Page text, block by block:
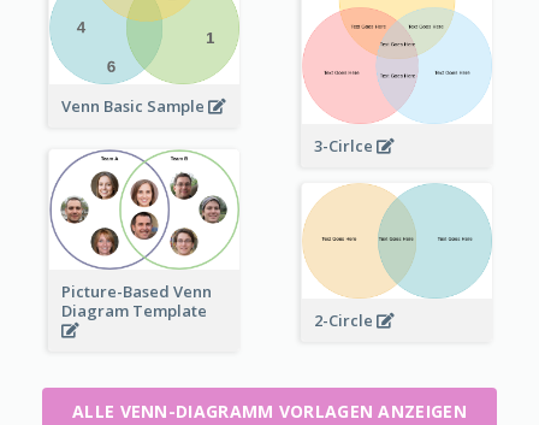
Venn Basic Sample
3-Cirlce
Picture-Based Venn
Diagram Template
2-Circle
ALLE VENN-DIAGRAMM VORLAGEN ANZEIGEN